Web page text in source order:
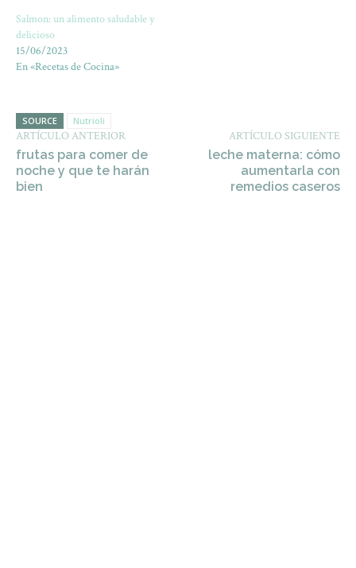
Salmon: un alimento saludable y
delicioso
15/06/2023
En «Recetas de Cocina»
SOURCE Nutrioli
ARTÍCULO ANTERIOR
frutas para comer de
noche y que te harán
bien
ARTÍCULO SIGUIENTE
leche materna: cómo
aumentarla con
remedios caseros